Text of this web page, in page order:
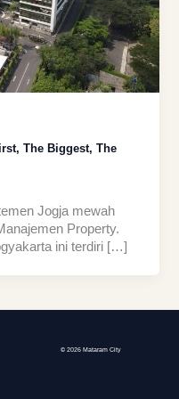
The Biggest, The
Jogja mewah
Property.
ini terdiri […]
© 2026 Mataram City